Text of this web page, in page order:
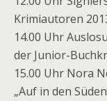
Krimiautoren
14.00 Uhr
der Junior-
15.00 Uhr Nora
„Auf in den